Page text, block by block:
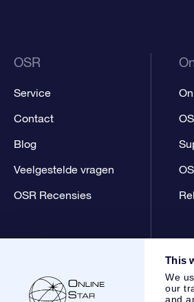
This
We
our
and
OSR
Service
Contact
Blog
Veelgestelde vragen
OSR Recensies